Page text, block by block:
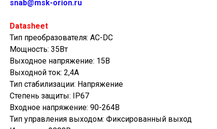
snab@msk-orion.ru
Datasheet
Тип преобразователя: AC-DC
Мощность: 35Вт
Выходное напряжение: 15В
Выходной ток: 2,4А
Тип стабилизации: Напряжение
Степень защиты: IP67
Входное напряжение: 90-264В
Тип управления выходом: Фиксированный выход